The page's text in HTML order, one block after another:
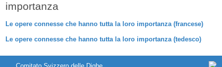
importanza
Le opere connesse che hanno tutta la loro importanza (francese)
Le opere connesse che hanno tutta la loro importanza (tedesco)